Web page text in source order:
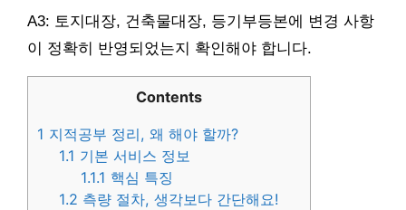
A3: 토지대장, 건축물대장, 등기부등본에 변경 사항
이 정확히 반영되었는지 확인해야 합니다.
Contents
1 지적공부 정리, 왜 해야 할까?
1.1 기본 서비스 정보
1.1.1 핵심 특징
1.2 측량 절차, 생각보다 간단해요!